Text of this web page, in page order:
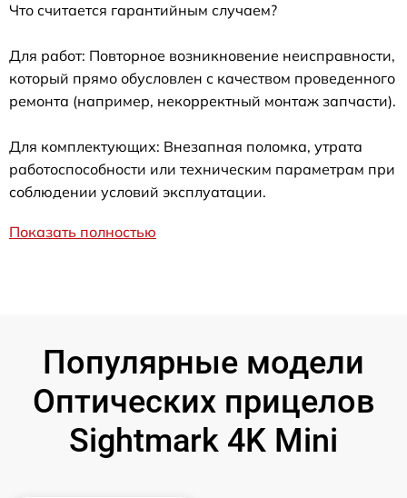
Что считается гарантийным случаем?
Для работ: Повторное возникновение неисправности,
который прямо обусловлен с качеством проведенного
ремонта (например, некорректный монтаж запчасти).
Для комплектующих: Внезапная поломка, утрата
работоспособности или техническим параметрам при
соблюдении условий эксплуатации.
Показать полностью
Популярные модели
Оптических прицелов
Sightmark 4K Mini